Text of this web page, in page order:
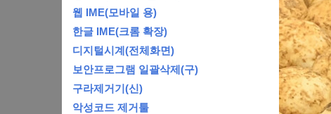
웹 IME(모바일 용)
한글 IME(크롬 확장)
디지털시계(전체화면)
보안프로그램 일괄삭제(구)
구라제거기(신)
악성코드 제거툴